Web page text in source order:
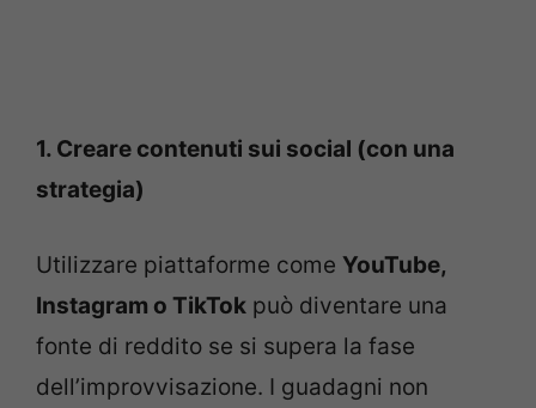
1. Creare contenuti sui social (con una
strategia)
Utilizzare piattaforme come YouTube,
Instagram o TikTok può diventare una
fonte di reddito se si supera la fase
dell’improvvisazione. I guadagni non